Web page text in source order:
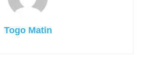
Togo Matin